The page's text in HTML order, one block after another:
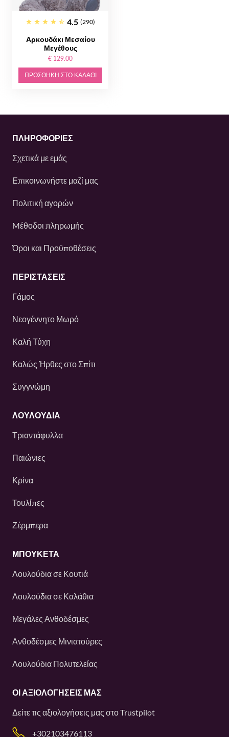
4.5 (290)
Αρκουδάκι Μεσαίου
Μεγέθους
€ 129.00
ΠΡΟΣΘΉΚΗ ΣΤΟ ΚΑΛΆΘΙ
ΠΛΗΡΟΦΟΡΙΕΣ
Σχετικά με εμάς
Επικοινωνήστε μαζί μας
Πολιτική αγορών
Mέθοδοι πληρωμής
Όροι και Προϋποθέσεις
ΠΕΡΙΣΤΆΣΕΙΣ
Γάμος
Νεογέννητο Μωρό
Καλή Τύχη
Καλώς Ήρθες στο Σπίτι
Συγγνώμη
ΛΟΥΛΟΎΔΙΑ
Τριαντάφυλλα
Παιώνιες
Κρίνα
Τουλίπες
Ζέρμπερα
ΜΠΟΥΚΕΤΑ
Λουλούδια σε Κουτιά
Λουλούδια σε Καλάθια
Μεγάλες Ανθοδέσμες
Ανθοδέσμες Μινιατούρες
Λουλούδια Πολυτελείας
ΟΙ ΑΞΙΟΛΟΓΉΣΕΙΣ ΜΑΣ
Δείτε τις αξιολογήσεις μας στοTrustpilot
+302103476113